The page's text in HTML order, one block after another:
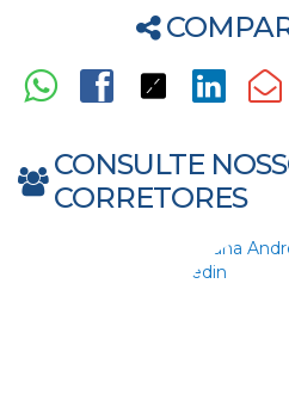
CONSULTE
CORRETORES